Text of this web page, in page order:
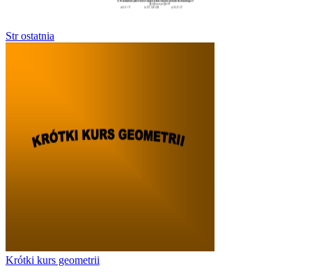
Str ostatnia
Krótki kurs geometrii